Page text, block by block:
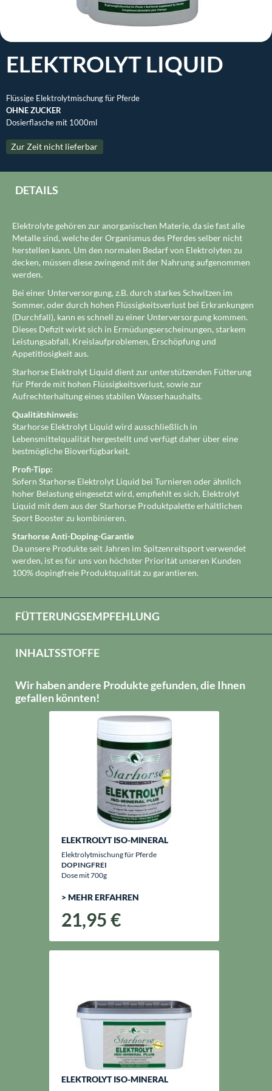
ELEKTROLYT LIQUID
Flüssige Elektrolytmischung für Pferde
OHNE ZUCKER
Dosierflasche mit 1000ml
Zur Zeit nicht lieferbar
DETAILS
Elektrolyte gehören zur anorganischen Materie, da sie fast alle
Metalle sind, welche der Organismus des Pferdes selber nicht
herstellen kann. Um den normalen Bedarf von Elektrolyten zu
decken, müssen diese zwingend mit der Nahrung aufgenommen
werden.
Bei einer Unterversorgung, z.B. durch starkes Schwitzen im
Sommer, oder durch hohen Flüssigkeitsverlust bei Erkrankungen
(Durchfall), kann es schnell zu einer Unterversorgung kommen.
Dieses Defizit wirkt sich in Ermüdungserscheinungen, starkem
Leistungsabfall, Kreislaufproblemen, Erschöpfung und
Appetitlosigkeit aus.
Starhorse Elektrolyt Liquid dient zur unterstützenden Fütterung
für Pferde mit hohen Flüssigkeitsverlust, sowie zur
Aufrechterhaltung eines stabilen Wasserhaushalts.
Qualitätshinweis:
Starhorse Elektrolyt Liquid wird ausschließlich in
Lebensmittelqualität hergestellt und verfügt daher über eine
bestmögliche Bioverfügbarkeit.
Profi-Tipp:
Sofern Starhorse Elektrolyt Liquid bei Turnieren oder ähnlich
hoher Belastung eingesetzt wird, empfiehlt es sich, Elektrolyt
Liquid mit dem aus der Starhorse Produktpalette erhältlichen
Sport Booster zu kombinieren.
Starhorse Anti-Doping-Garantie
Da unsere Produkte seit Jahren im Spitzenreitsport verwendet
werden, ist es für uns von höchster Priorität unseren Kunden
100% dopingfreie Produktqualität zu garantieren.
FÜTTERUNGSEMPFEHLUNG
INHALTSSTOFFE
Wir haben andere Produkte gefunden, die Ihnen
gefallen könnten!
ELEKTROLYT ISO-MINERAL
Elektrolytmischung für Pferde
DOPINGFREI
Dose mit 700g
> MEHR ERFAHREN
21,95 €
ELEKTROLYT ISO-MINERAL